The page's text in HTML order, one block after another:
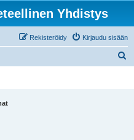
Yhdistys
Kirjaudu sisään
Rekisteröidy